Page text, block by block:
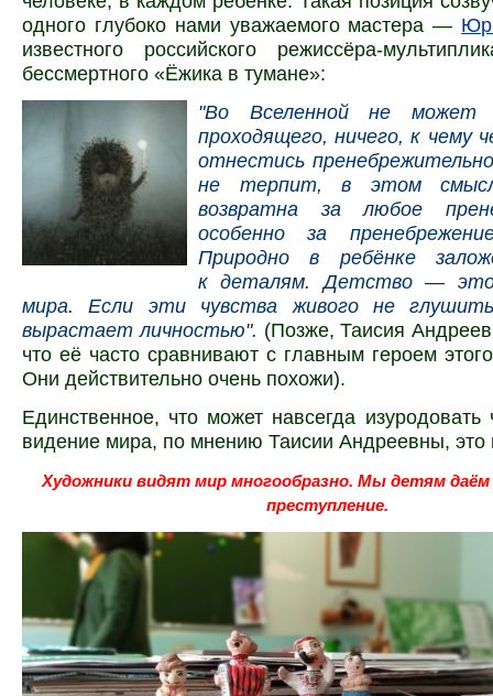
одного глубоко нами уважаемого мастера —
известного российского режиссёра-
бессмертного «Ёжика в тумане»:
"Во Вселенной не может
проходящего, ничего, к чему
отнестись
не терпит, в этом
возвратна за любое
особенно за
Природно в ребёнке
к деталям. Детство — это
мира. Если эти чувства живого не
вырастает личностью". (Позже, Таисия
что её часто сравнивают с главным героем
Они действительно очень похожи).
Единственное, что может навсегда изуродовать
видение мира, по мнению Таисии Андреевны,
Художники видят мир многообразно. Мы детям
преступление.